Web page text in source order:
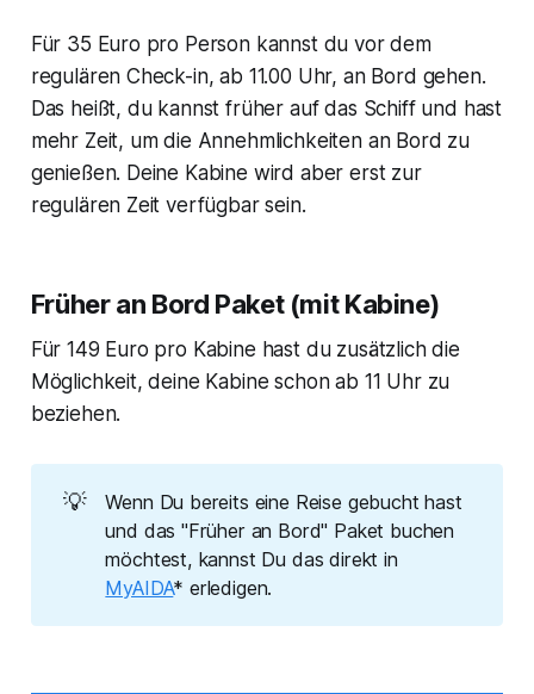
Für 35 Euro pro Person kannst du vor dem
regulären Check-in, ab 11.00 Uhr, an Bord gehen.
Das heißt, du kannst früher auf das Schiff und hast
mehr Zeit, um die Annehmlichkeiten an Bord zu
genießen. Deine Kabine wird aber erst zur
regulären Zeit verfügbar sein.
Früher an Bord Paket (mit Kabine)
Für 149 Euro pro Kabine hast du zusätzlich die
Möglichkeit, deine Kabine schon ab 11 Uhr zu
beziehen.
💡
Wenn Du bereits eine Reise gebucht hast
und das "Früher an Bord" Paket buchen
möchtest, kannst Du das direkt in
MyAIDA* erledigen.